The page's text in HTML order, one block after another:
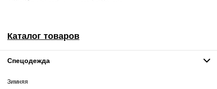
Каталог товаров
Спецодежда
Зимняя